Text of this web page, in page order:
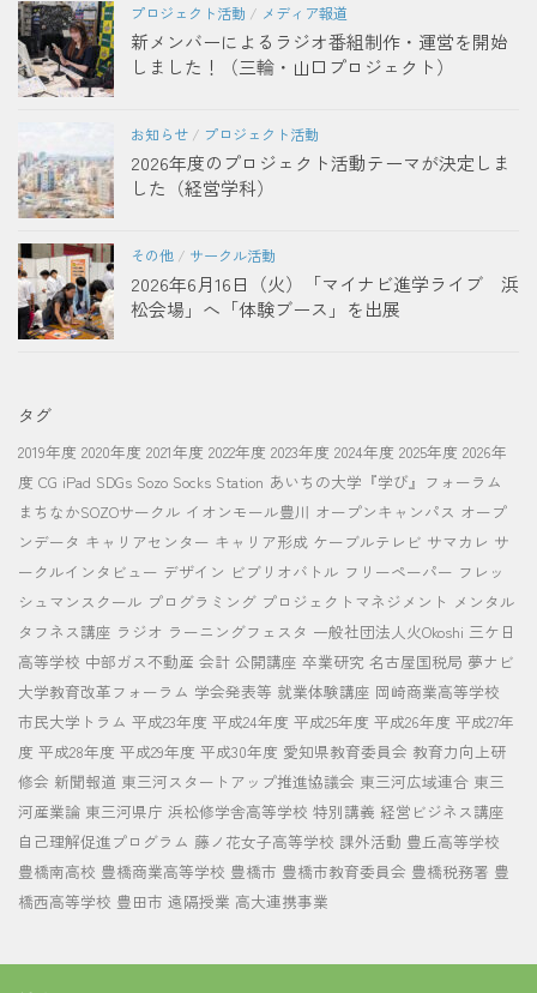
プロジェクト活動 / メディア報道
新メンバーによるラジオ番組制作・運営を開始
しました！（三輪・山口プロジェクト）
お知らせ / プロジェクト活動
2026年度のプロジェクト活動テーマが決定しま
した（経営学科）
その他 / サークル活動
2026年6月16日（火）「マイナビ進学ライブ 浜
松会場」へ「体験ブース」を出展
タグ
2019年度 2020年度 2021年度 2022年度 2023年度 2024年度 2025年度 2026年
度 CG iPad SDGs Sozo Socks Station あいちの大学『学び』フォーラム
まちなかSOZOサークル イオンモール豊川 オープンキャンパス オープ
ンデータ キャリアセンター キャリア形成 ケーブルテレビ サマカレ サ
ークルインタビュー デザイン ビブリオバトル フリーペーパー フレッ
シュマンスクール プログラミング プロジェクトマネジメント メンタル
タフネス講座 ラジオ ラーニングフェスタ 一般社団法人火Okoshi 三ケ日
高等学校 中部ガス不動産 会計 公開講座 卒業研究 名古屋国税局 夢ナビ
大学教育改革フォーラム 学会発表等 就業体験講座 岡崎商業高等学校
市民大学トラム 平成23年度 平成24年度 平成25年度 平成26年度 平成27年
度 平成28年度 平成29年度 平成30年度 愛知県教育委員会 教育力向上研
修会 新聞報道 東三河スタートアップ推進協議会 東三河広域連合 東三
河産業論 東三河県庁 浜松修学舎高等学校 特別講義 経営ビジネス講座
自己理解促進プログラム 藤ノ花女子高等学校 課外活動 豊丘高等学校
豊橋南高校 豊橋商業高等学校 豊橋市 豊橋市教育委員会 豊橋税務署 豊
橋西高等学校 豊田市 遠隔授業 高大連携事業